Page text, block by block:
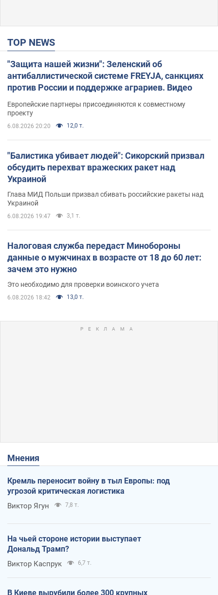
TOP NEWS
"Защита нашей жизни": Зеленский об
антибаллистической системе FREYJA, санкциях
против России и поддержке аграриев. Видео
Европейские партнеры присоединяются к совместному
проекту
6.08.2026 20:20 12,0 т.
"Балистика убивает людей": Сикорский призвал
обсудить перехват вражеских ракет над
Украиной
Глава МИД Польши призвал сбивать российские ракеты над
Украиной
6.08.2026 19:47 3,1 т.
Налоговая служба передаст Минобороны
данные о мужчинах в возрасте от 18 до 60 лет:
зачем это нужно
Это необходимо для проверки воинского учета
6.08.2026 18:42 13,0 т.
Мнения
Кремль переносит войну в тыл Европы: под
угрозой критическая логистика
Виктор Ягун 7,8 т.
На чьей стороне истории выступает
Дональд Трамп?
Виктор Каспрук 6,7 т.
В Киеве вырубили более 300 крупных